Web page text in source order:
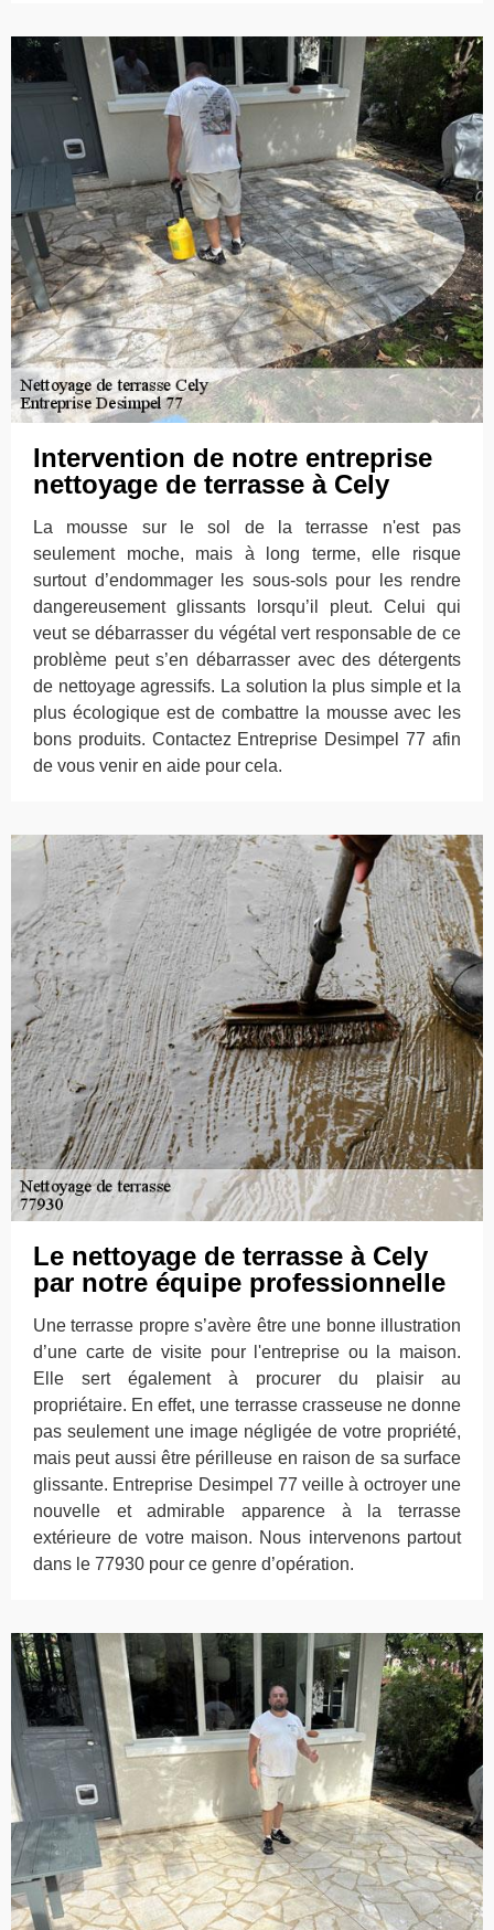
Intervention de notre entreprise
nettoyage de terrasse à Cely
La mousse sur le sol de la terrasse n'est pas
seulement moche, mais à long terme, elle risque
surtout d’endommager les sous-sols pour les rendre
dangereusement glissants lorsqu’il pleut. Celui qui
veut se débarrasser du végétal vert responsable de ce
problème peut s’en débarrasser avec des détergents
de nettoyage agressifs. La solution la plus simple et la
plus écologique est de combattre la mousse avec les
bons produits. Contactez Entreprise Desimpel 77 afin
de vous venir en aide pour cela.
Le nettoyage de terrasse à Cely
par notre équipe professionnelle
Une terrasse propre s’avère être une bonne illustration
d’une carte de visite pour l'entreprise ou la maison.
Elle sert également à procurer du plaisir au
propriétaire. En effet, une terrasse crasseuse ne donne
pas seulement une image négligée de votre propriété,
mais peut aussi être périlleuse en raison de sa surface
glissante. Entreprise Desimpel 77 veille à octroyer une
nouvelle et admirable apparence à la terrasse
extérieure de votre maison. Nous intervenons partout
dans le 77930 pour ce genre d’opération.